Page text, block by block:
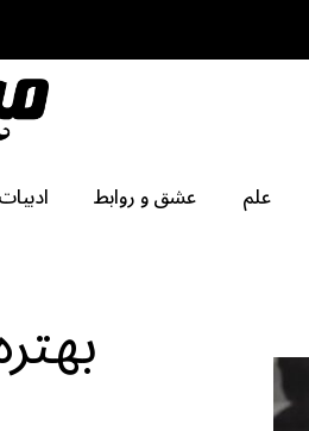
علم عشق و روابط ادبیات